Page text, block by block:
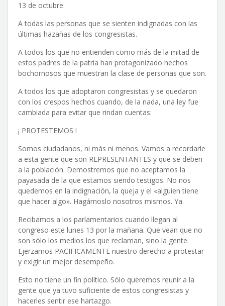
13 de octubre.
A todas las personas que se sienten indignadas con las
últimas hazañas de los congresistas.
A todos los que no entienden como más de la mitad de
estos padres de la patria han protagonizado hechos
bochornosos que muestran la clase de personas que son.
A todos los que adoptaron congresistas y se quedaron
con los crespos hechos cuando, de la nada, una ley fue
cambiada para evitar que rindan cuentas:
¡ PROTESTEMOS !
Somos ciudadanos, ni más ni menos. Vamos a recordarle
a esta gente que son REPRESENTANTES y que se deben
a la población. Demostremos que no aceptamos la
payasada de la que estamos siendo testigos. No nos
quedemos en la indignación, la queja y el «alguien tiene
que hacer algo». Hagámoslo nosotros mismos. Ya.
Recibamos a los parlamentarios cuando llegan al
congreso este lunes 13 por la mañana. Que vean que no
son sólo los medios los que reclaman, sino la gente.
Ejerzamos PACIFICAMENTE nuestro derecho a protestar
y exigir un mejor desempeño.
Esto no tiene un fin político. Sólo queremos reunir a la
gente que ya tuvo suficiente de estos congresistas y
hacerles sentir ese hartazgo.